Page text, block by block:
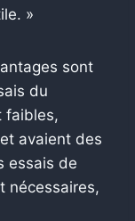
»
sont
du
faibles,
avaient des
essais de
nécessaires,